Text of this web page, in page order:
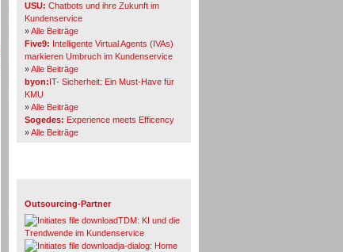
USU: Chatbots und ihre Zukunft im
Kundenservice
»Alle Beiträge
Five9: Intelligente Virtual Agents (IVAs)
markieren Umbruch im Kundenservice
»Alle Beiträge
byon:IT- Sicherheit: Ein Must-Have für
KMU
»Alle Beiträge
Sogedes: Experience meets Efficency
»Alle Beiträge
Outsourcing-Partner
TDM: KI und die
Trendwende im Kundenservice
ja-dialog: Home